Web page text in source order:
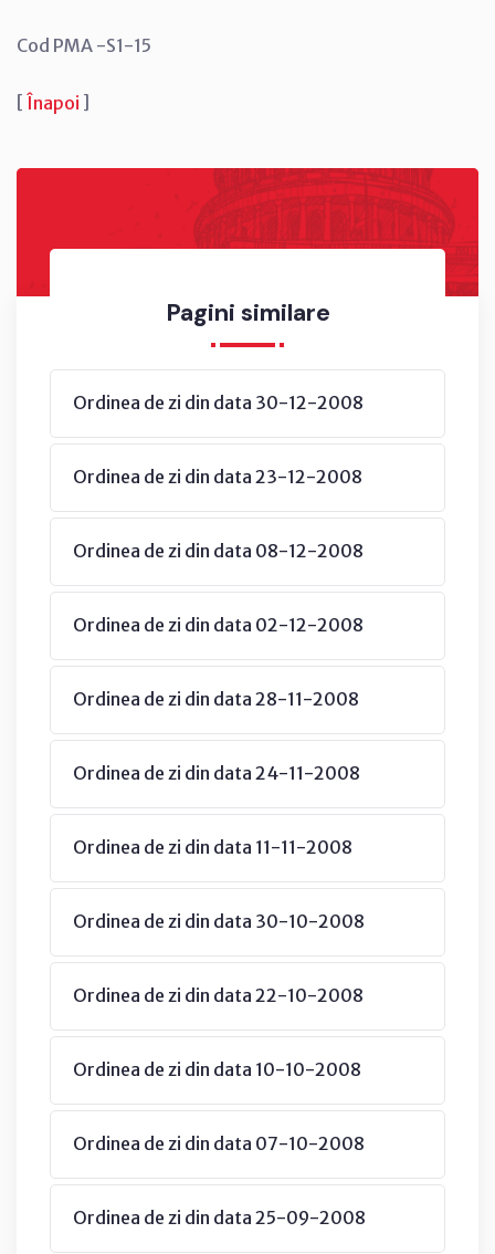
Pagini similare
Ordinea de zi din data 30-12-2008
Ordinea de zi din data 23-12-2008
Ordinea de zi din data 08-12-2008
Ordinea de zi din data 02-12-2008
Ordinea de zi din data 28-11-2008
Ordinea de zi din data 24-11-2008
Ordinea de zi din data 11-11-2008
Ordinea de zi din data 30-10-2008
Ordinea de zi din data 22-10-2008
Ordinea de zi din data 10-10-2008
Ordinea de zi din data 07-10-2008
Ordinea de zi din data 25-09-2008
Cod PMA -S1-15
[ Înapoi ]